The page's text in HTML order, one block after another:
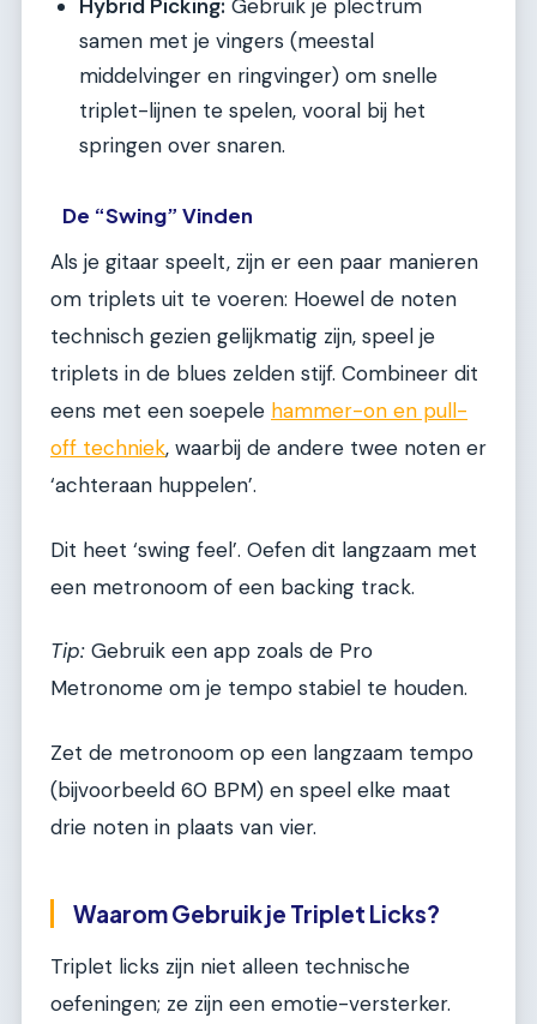
Hybrid Picking: Gebruik je plectrum
samen met je vingers (meestal
middelvinger en ringvinger) om snelle
triplet-lijnen te spelen, vooral bij het
springen over snaren.
De “Swing” Vinden
Als je gitaar speelt, zijn er een paar manieren
om triplets uit te voeren: Hoewel de noten
technisch gezien gelijkmatig zijn, speel je
triplets in de blues zelden stijf. Combineer dit
eens met een soepele hammer-on en pull-
off techniek, waarbij de andere twee noten er
‘achteraan huppelen’.
Dit heet ‘swing feel’. Oefen dit langzaam met
een metronoom of een backing track.
Tip: Gebruik een app zoals de Pro
Metronome om je tempo stabiel te houden.
Zet de metronoom op een langzaam tempo
(bijvoorbeeld 60 BPM) en speel elke maat
drie noten in plaats van vier.
Waarom Gebruik je Triplet Licks?
Triplet licks zijn niet alleen technische
oefeningen; ze zijn een emotie-versterker.